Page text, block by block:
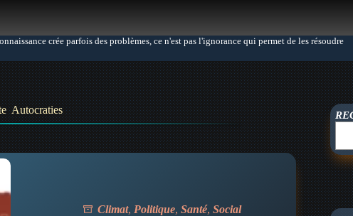
crée parfois des problèmes, ce n'est pas l'ignorance qui permet de les résoudre
Autocraties
Climat, Politique, Santé, Social